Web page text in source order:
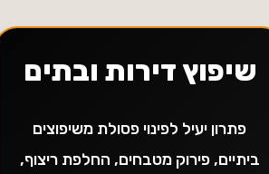
שיפוץ דירות ובתים
פתרון יעיל לפינוי פסולת משיפוצים
ביתיים, פירוק מטבחים, החלפת ריצוף,